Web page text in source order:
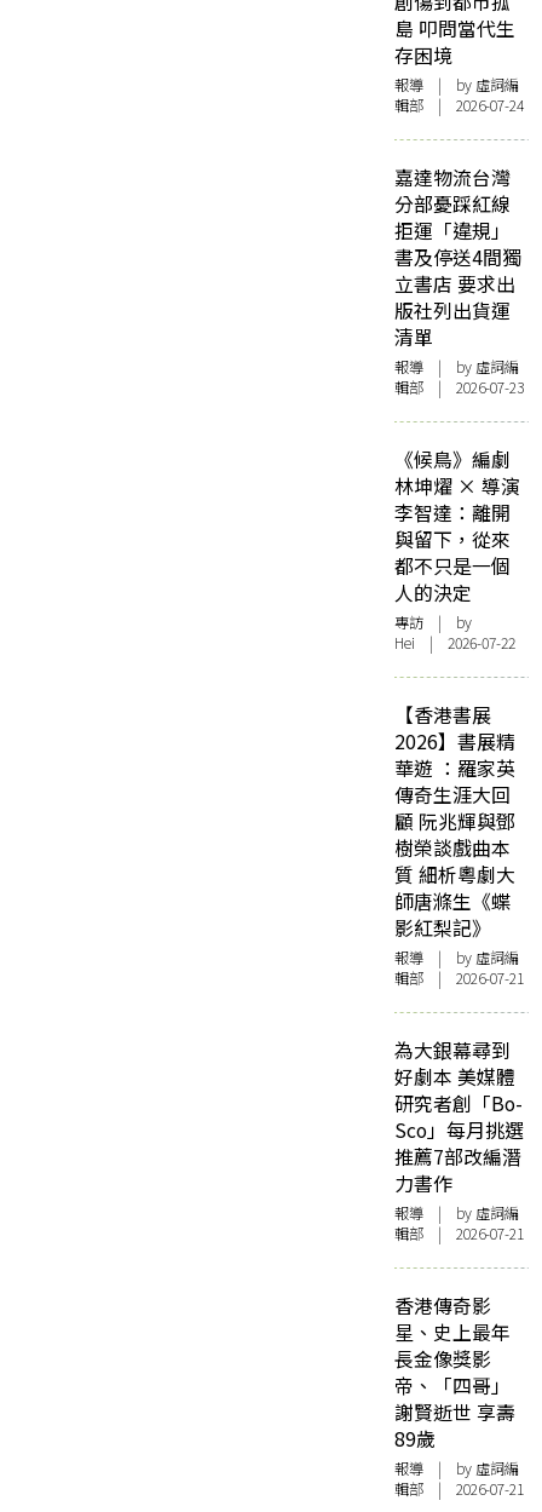
島 叩問當代生
存困境
報導 | by 虛詞編
輯部 | 2026-07-24
嘉達物流台灣
分部憂踩紅線
拒運「違規」
書及停送4間獨
立書店 要求出
版社列出貨運
清單
報導 | by 虛詞編
輯部 | 2026-07-23
《候鳥》編劇
林坤燿 × 導演
李智達：離開
與留下，從來
都不只是一個
人的決定
專訪 | by
Hei | 2026-07-22
【香港書展
2026】書展精
華遊 ：羅家英
傳奇生涯大回
顧 阮兆輝與鄧
樹榮談戲曲本
質 細析粵劇大
師唐滌生《蝶
影紅梨記》
報導 | by 虛詞編
輯部 | 2026-07-21
為大銀幕尋到
好劇本 美媒體
研究者創「Bo-
Sco」每月挑選
推薦7部改編潛
力書作
報導 | by 虛詞編
輯部 | 2026-07-21
香港傳奇影
星、史上最年
長金像獎影
帝、「四哥」
謝賢逝世 享壽
89歲
報導 | by 虛詞編
輯部 | 2026-07-21